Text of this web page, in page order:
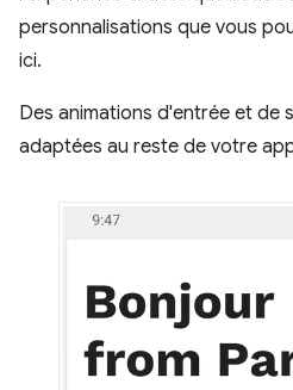
personnalisations que vous
ici.
Des animations d'entrée et de
adaptées au reste de votre